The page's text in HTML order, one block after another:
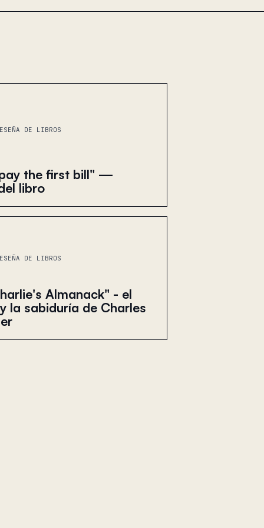
DE LIBROS
the first bill" —
libro
DE LIBROS
Almanack" - el
la sabiduría de Charles